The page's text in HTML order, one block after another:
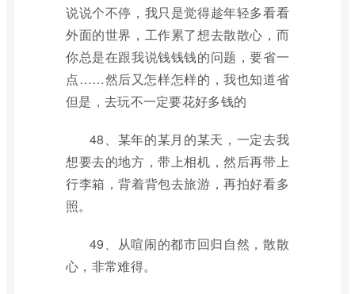
说说个不停，我只是觉得趁年轻多看看
外面的世界，工作累了想去散散心，而
你总是在跟我说钱钱钱的问题，要省一
点……然后又怎样怎样的，我也知道省
但是，去玩不一定要花好多钱的
48、某年的某月的某天，一定去我
想要去的地方，带上相机，然后再带上
行李箱，背着背包去旅游，再拍好看多
照。
49、从喧闹的都市回归自然，散散
心，非常难得。